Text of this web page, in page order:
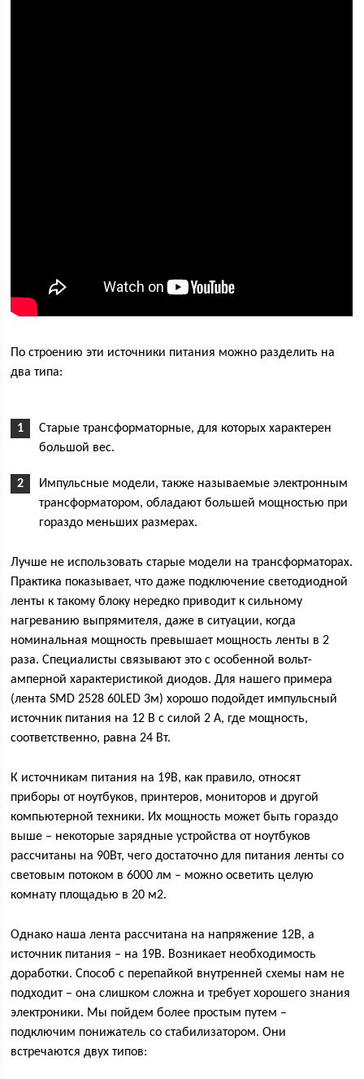
По строению эти источники питания можно разделить на
два типа:
Старые трансформаторные, для которых характерен
большой вес.
Импульсные модели, также называемые электронным
трансформатором, обладают большей мощностью при
гораздо меньших размерах.
Лучше не использовать старые модели на трансформаторах.
Практика показывает, что даже подключение светодиодной
ленты к такому блоку нередко приводит к сильному
нагреванию выпрямителя, даже в ситуации, когда
номинальная мощность превышает мощность ленты в 2
раза. Специалисты связывают это с особенной вольт-
амперной характеристикой диодов. Для нашего примера
(лента SMD 2528 60LED 3м) хорошо подойдет импульсный
источник питания на 12 В с силой 2 А, где мощность,
соответственно, равна 24 Вт.
К источникам питания на 19В, как правило, относят
приборы от ноутбуков, принтеров, мониторов и другой
компьютерной техники. Их мощность может быть гораздо
выше – некоторые зарядные устройства от ноутбуков
рассчитаны на 90Вт, чего достаточно для питания ленты со
световым потоком в 6000 лм – можно осветить целую
комнату площадью в 20 м2.
Однако наша лента рассчитана на напряжение 12В, а
источник питания – на 19В. Возникает необходимость
доработки. Способ с перепайкой внутренней схемы нам не
подходит – она слишком сложна и требует хорошего знания
электроники. Мы пойдем более простым путем –
подключим понижатель со стабилизатором. Они
встречаются двух типов: